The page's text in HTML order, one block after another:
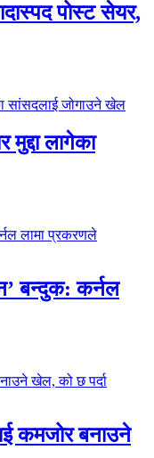
पोस्ट सेयर,
मुद्दा लागेका
बन्दुक: कर्नल
कमजोर बनाउने